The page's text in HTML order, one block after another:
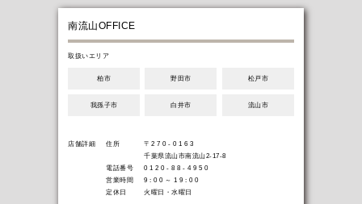
南流山OFFICE
取扱いエリア
柏市 野田市 松戸市
我孫子市 白井市 流山市
店舗詳細 住所
〒2 7 0 - 0 1 6 3
千葉県流山市南流山2-17-8
電話番号
0 1 2 0 - 8 8 - 4 9 5 0
営業時間
9 : 0 0 ～ 1 9 : 0 0
定休日
火曜日・水曜日